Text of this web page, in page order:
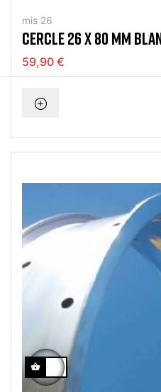
mis 26
CERCLE 26 X 80 MM
59,90 €